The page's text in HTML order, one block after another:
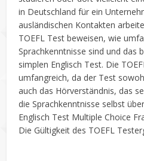
in Deutschland für ein
ausländischen Kontakten
TOEFL Test beweisen, wie
Sprachkenntnisse sind und das
simplen Englisch Test. Die
umfangreich, da der Test
auch das Hörverständnis, das
die Sprachkenntnisse selbst
Englisch Test Multiple Choice
Die Gültigkeit des TOEFL